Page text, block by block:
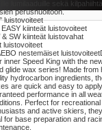
lumilaaduille sekä
perushuoltoon.
luistovoiteet
kiinteät luistovoiteet
& SW kiinteät luistovahat
luistovoiteet
nestemäiset luistovoiteet
inner Speed King with the
glide wax series! Made from
hydrocarbon ingredients,
are quick and easy to
performance in all
Perfect for recreational
and active skiers,
for base preparation and